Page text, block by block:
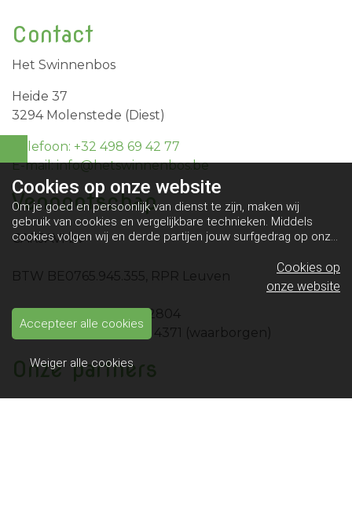
Contact
Het Swinnenbos
Heide 37
3294 Molenstede (Diest)
Telefoon: +32 498 69 42 77
E-mail: info@hetswinnenbos.be
Vennootschap
CARJAVI bv
BTW BE0765.945.355, RPR Leuven
IBAN BE10 0689 4461 2804
IBAN BE49 0689 4058 4371 (waarborgen)
Onze partners
Cookies op onze website
Om je goed en persoonlijk van dienst te zijn, maken wij
gebruik van cookies en vergelijkbare technieken. Middels
cookies volgen wij en derde partijen jouw surfgedrag op onze
en dit maakt het voor jou mogelijk om informatie te delen via
social media.Bekijk ons cookiebeleid
Cookies op
onze website
Accepteer alle cookies
Weiger alle cookies